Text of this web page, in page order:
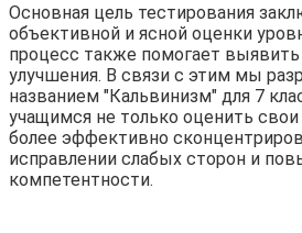
Основная цель тестирования
объективной и ясной оценки
процесс также помогает
улучшения. В связи с этим мы
названием "Кальвинизм" для 7
учащимся не только оценить
более эффективно
исправлении слабых сторон и
компетентности.